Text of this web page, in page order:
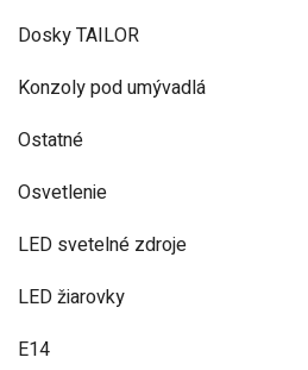
Dosky TAILOR
Konzoly pod umývadlá
Ostatné
Osvetlenie
LED svetelné zdroje
LED žiarovky
E14